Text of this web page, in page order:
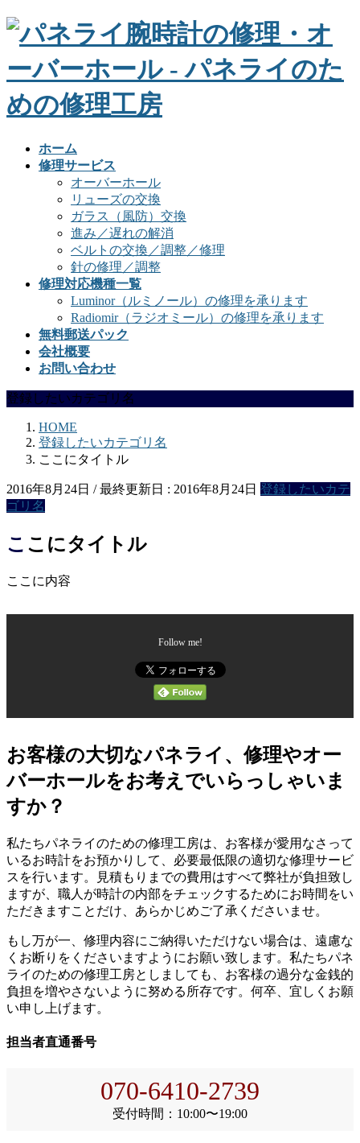
ホーム
修理サービス
オーバーホール
リューズの交換
ガラス（風防）交換
進み／遅れの解消
ベルトの交換／調整／修理
針の修理／調整
修理対応機種一覧
Luminor（ルミノール）の修理を承ります
Radiomir（ラジオミール）の修理を承ります
無料郵送パック
会社概要
お問い合わせ
登録したいカテゴリ名
HOME
登録したいカテゴリ名
ここにタイトル
2016年8月24日 / 最終更新日 : 2016年8月24日 登録したいカテ
ゴリ名
ここにタイトル
ここに内容
Follow me!
お客様の大切なパネライ、修理やオー
バーホールをお考えでいらっしゃいま
すか？
私たちパネライのための修理工房は、お客様が愛用なさって
いるお時計をお預かりして、必要最低限の適切な修理サービ
スを行います。見積もりまでの費用はすべて弊社が負担致し
ますが、職人が時計の内部をチェックするためにお時間をい
ただきますことだけ、あらかじめご了承くださいませ。
もし万が一、修理内容にご納得いただけない場合は、遠慮な
くお断りをくださいますようにお願い致します。私たちパネ
ライのための修理工房としましても、お客様の過分な金銭的
負担を増やさないように努める所存です。何卒、宜しくお願
い申し上げます。
担当者直通番号
070-6410-2739
受付時間：10:00〜19:00